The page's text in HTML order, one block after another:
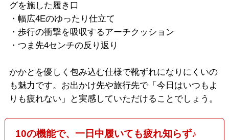
グを施した履き口
・幅広4Eのゆったり仕立て
・歩行の衝撃を吸収するアーチクッション
・つま先4センチの反り返り
かかとを優しく包み込む仕様で靴ずれになりにくいの
も魅力です。お出かけ先や旅行先で「今日はいつもよ
りも疲れない」と実感していただけることでしょう。
10の機能で、一日中履いても疲れ知らず♪